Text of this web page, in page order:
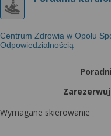
Centrum Zdrowia w Opolu
Odpowiedzialnością
Wymagane skierowanie